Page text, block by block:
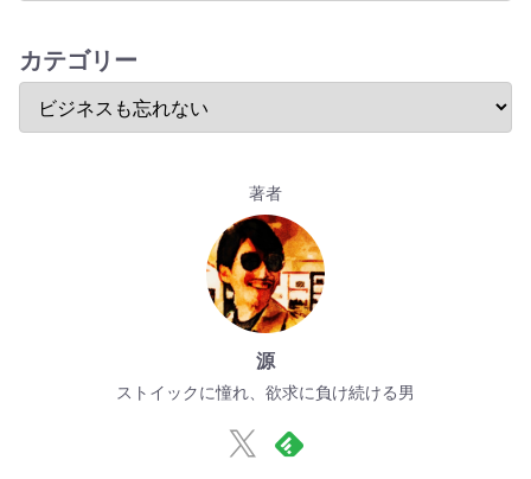
カテゴリー
著者
源
ストイックに憧れ、欲求に負け続ける男